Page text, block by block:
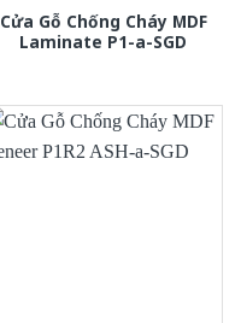
Cửa Gỗ Chống Cháy MDF
Laminate P1-a-SGD